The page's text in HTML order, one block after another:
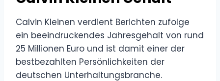
Calvin Kleinen verdient Berichten zufolge
ein beeindruckendes Jahresgehalt von rund
25 Millionen Euro und ist damit einer der
bestbezahlten Persönlichkeiten der
deutschen Unterhaltungsbranche.